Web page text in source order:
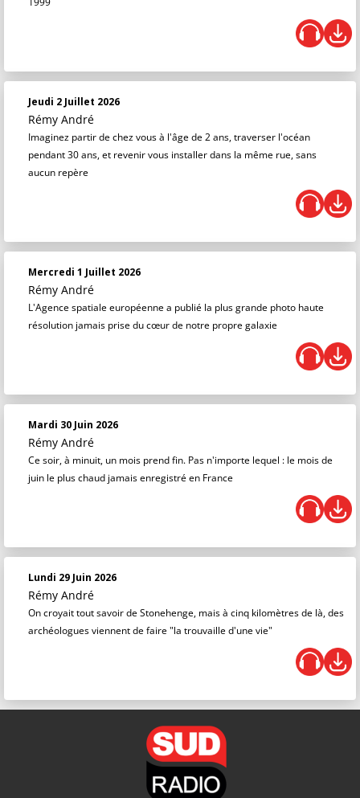
Jeudi 2 Juillet 2026
Rémy André
Imaginez partir de chez vous à l'âge de 2 ans, traverser l'océan
pendant 30 ans, et revenir vous installer dans la même rue, sans
aucun repère
Mercredi 1 Juillet 2026
Rémy André
L'Agence spatiale européenne a publié la plus grande photo haute
résolution jamais prise du cœur de notre propre galaxie
Mardi 30 Juin 2026
Rémy André
Ce soir, à minuit, un mois prend fin. Pas n'importe lequel : le mois de
juin le plus chaud jamais enregistré en France
Lundi 29 Juin 2026
Rémy André
On croyait tout savoir de Stonehenge, mais à cinq kilomètres de là, des
archéologues viennent de faire "la trouvaille d'une vie"